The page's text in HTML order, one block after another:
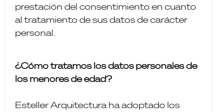
prestación del consentimiento en cuanto
al tratamiento de sus datos de carácter
personal.
¿Cómo tratamos los datos personales de
los menores de edad?
Esteller Arquitectura ha adoptado los